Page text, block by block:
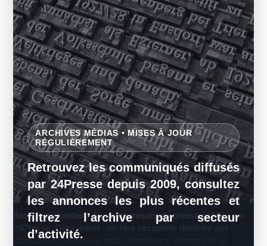
ARCHIVES MÉDIAS • MISES À JOUR
RÉGULIÈREMENT
Retrouvez les communiqués diffusés
par 24Presse depuis 2009, consultez
les annonces les plus récentes et
filtrez l’archive par secteur
d’activité.
Base documentaire de communiqués de presse publiée par
24Presse. Description : archive sectorielle destinée aux
journalistes, communicants, chercheurs, entreprises et